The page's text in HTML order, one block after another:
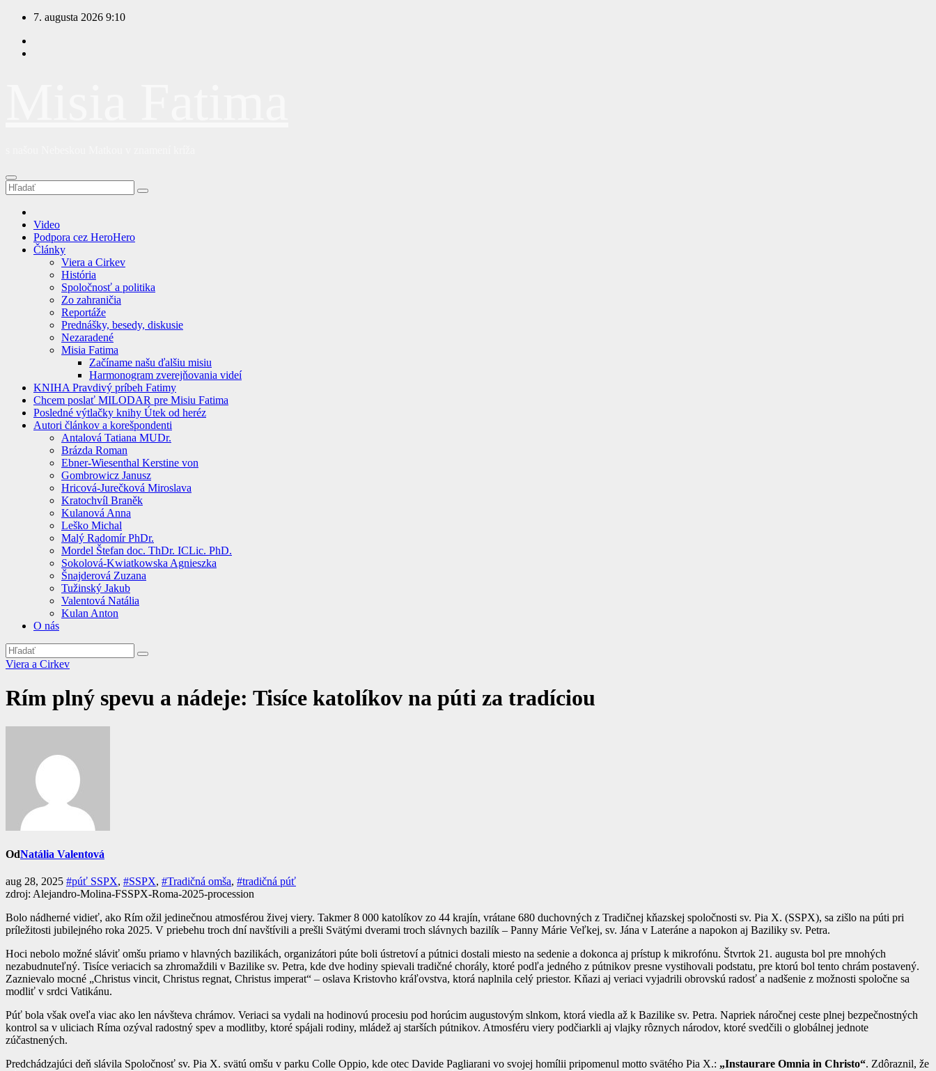
Prejsť
obsah
7. augusta 2026 9:10
Video
Podpora cez HeroHero
Články
Viera a Cirkev
História
Spoločnosť a politika
Zo zahraničia
Reportáže
Prednášky, besedy, diskusie
Nezaradené
Misia Fatima
Začíname našu ďalšiu misiu
Harmonogram zverejňovania videí
KNIHA Pravdivý príbeh Fatimy
Chcem poslať MILODAR pre Misiu Fatima
Posledné výtlačky knihy Útek od heréz
Autori článkov a korešpondenti
Antalová Tatiana MUDr.
Brázda Roman
Ebner-Wiesenthal Kerstine von
Gombrowicz Janusz
Hricová-Jurečková Miroslava
Kratochvíl Braněk
Kulanová Anna
Leško Michal
Malý Radomír PhDr.
Mordel Štefan doc. ThDr. ICLic. PhD.
Sokolová-Kwiatkowska Agnieszka
Šnajderová Zuzana
Tužinský Jakub
Valentová Natália
Kulan Anton
O nás
Viera a Cirkev
Rím plný spevu a nádeje: Tisíce katolíkov na púti za tradíciou
OdNatália Valentová
aug 28, 2025 #púť SSPX, #SSPX, #Tradičná omša, #tradičná púť
zdroj: Alejandro-Molina-FSSPX-Roma-2025-procession
Bolo nádherné vidieť, ako Rím ožil jedinečnou atmosférou živej viery. Takmer 8 000 katolíkov zo 44 krajín, vrátane 680 duchovných z Tradičnej kňazskej spoločnosti sv. Pia X. (SSPX), sa zišlo na púti pri
príležitosti jubilejného roka 2025. V priebehu troch dní navštívili a prešli Svätými dverami troch slávnych bazilík – Panny Márie Veľkej, sv. Jána v Lateráne a napokon aj Baziliky sv. Petra.
Hoci nebolo možné sláviť omšu priamo v hlavných bazilikách, organizátori púte boli ústretoví a pútnici dostali miesto na sedenie a dokonca aj prístup k mikrofónu. Štvrtok 21. augusta bol pre mnohých
nezabudnuteľný. Tisíce veriacich sa zhromaždili v Bazilike sv. Petra, kde dve hodiny spievali tradičné chorály, ktoré podľa jedného z pútnikov presne vystihovali podstatu, pre ktorú bol tento chrám postavený.
Zaznievalo mocné „Christus vincit, Christus regnat, Christus imperat“ – oslava Kristovho kráľovstva, ktorá naplnila celý priestor. Kňazi aj veriaci vyjadrili obrovskú radosť a nadšenie z možnosti spoločne sa
modliť v srdci Vatikánu.
Púť bola však oveľa viac ako len návšteva chrámov. Veriaci sa vydali na hodinovú procesiu pod horúcim augustovým slnkom, ktorá viedla až k Bazilike sv. Petra. Napriek náročnej ceste plnej bezpečnostných
kontrol sa v uliciach Ríma ozýval radostný spev a modlitby, ktoré spájali rodiny, mládež aj starších pútnikov. Atmosféru viery podčiarkli aj vlajky rôznych národov, ktoré svedčili o globálnej jednote
zúčastnených.
Predchádzajúci deň slávila Spoločnosť sv. Pia X. svätú omšu v parku Colle Oppio, kde otec Davide Pagliarani vo svojej homílii pripomenul motto svätého Pia X.: „Instaurare Omnia in Christo“. Zdôraznil, že